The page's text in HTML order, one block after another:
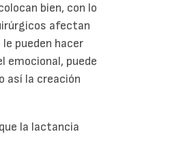
bien, con lo
afectan
pueden hacer
emocional, puede
así la creación
la lactancia